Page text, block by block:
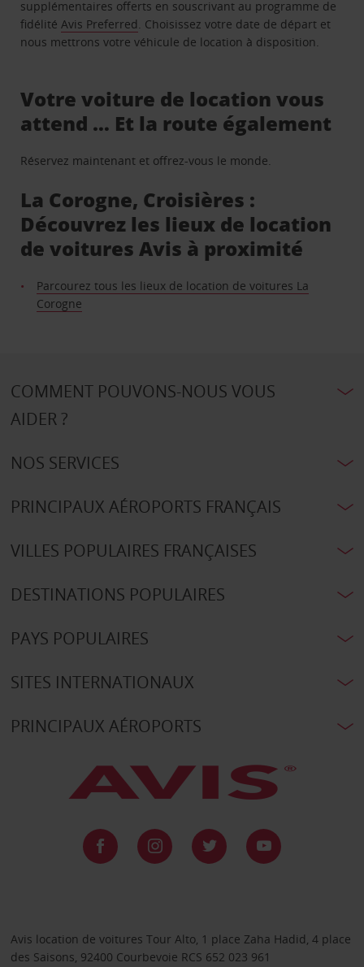
supplémentaires offerts en souscrivant au programme de
fidélitéAvis Preferred. Choisissez votre date de départ et
nous mettrons votre véhicule de location à disposition.
Votre voiture de location vous
attend … Et la route également
Réservez maintenant et offrez-vous le monde.
La Corogne, Croisières :
Découvrez les lieux de location
de voitures Avis à proximité
Parcourez tous les lieux de location de voitures La
Corogne
COMMENT POUVONS-NOUS VOUS
AIDER ?
NOS SERVICES
PRINCIPAUX AÉROPORTS FRANÇAIS
VILLES POPULAIRES FRANÇAISES
DESTINATIONS POPULAIRES
PAYS POPULAIRES
SITES INTERNATIONAUX
PRINCIPAUX AÉROPORTS
Avis location de voitures Tour Alto, 1 place Zaha Hadid, 4 place
des Saisons, 92400 Courbevoie RCS 652 023 961